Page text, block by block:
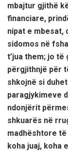
mbajtur gjithë
financiare,
nipat e mbesat,
sidomos në
t’jua them; jo
përgjithnjë për
shkojnë si
paragjykimeve
ndonjërit
shkuarës në
madhështore të
koha juaj, koha